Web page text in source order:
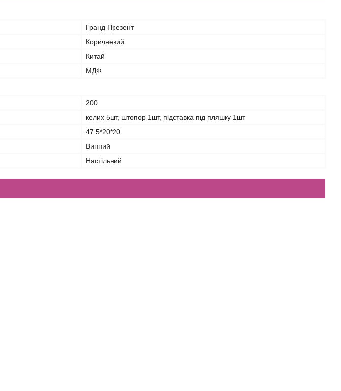
Гранд Презент
Коричневий
Китай
МДФ
200
келих 5шт, штопор 1шт, підставка під пляшку 1шт
47.5*20*20
Винний
Настільний